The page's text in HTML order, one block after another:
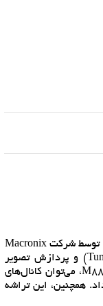
M88RS6000 يک تراشه (Chip) يا آي‌سي (IC) است که در زمينه تلويزيون ديجيتال (Digital TV) استفاده مي‌شود. اين تراشه توسط شرکت Macronix
International توليد شده است. M88RS6000 از تکنولوژي پيشرفته‌اي مانند ماهواره‌گيري (Satellite reception)، تيونر (Tuner) و پردازش تصوير
(Image processing) براي فراهم کردن تجربه تماشاي تلويزيون ديجيتال با کيفيت بالا استفاده مي‌کند. با استفاده از M88RS6000، مي‌توان کانال‌هاي
همچنين، اين تراشه